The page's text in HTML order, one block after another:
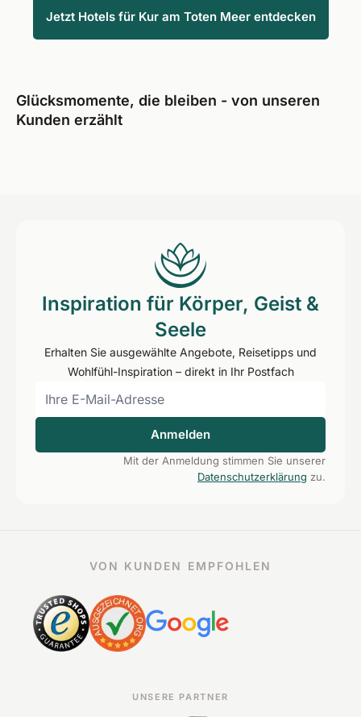
Jetzt Hotels für Kur am Toten Meer entdecken
Glücksmomente, die bleiben - von unseren
Kunden erzählt
Inspiration für Körper, Geist &
Seele
Erhalten Sie ausgewählte Angebote, Reisetipps und
Wohlfühl-Inspiration – direkt in Ihr Postfach
Anmelden
Mit der Anmeldung stimmen Sie unserer
Datenschutzerklärung zu.
VON KUNDEN EMPFOHLEN
UNSERE PARTNER